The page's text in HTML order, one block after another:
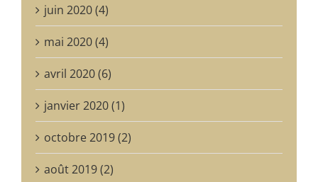
juin 2020 (4)
mai 2020 (4)
avril 2020 (6)
janvier 2020 (1)
octobre 2019 (2)
août 2019 (2)